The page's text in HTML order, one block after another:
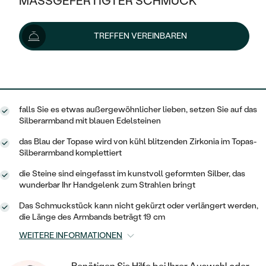
KLASSISCH
V-FORM
VINTAGE
AUSSERGEWÖHNLICHE
GEHÄMMERTE
VON HAND GRAVIERTE
MIT MEHREREN DIAMANTEN
HALO
VINTAGE
AUSSERGEWÖHNLICH
WÄHLE EINEN RING
AUSVERKAUF
WENN SCHMUCK HILFT
NACH TYP
OHRRINGE
RINGE
ANHÄNGER / KETTEN
ARMBÄNDER
SCHMUCKSET
PLATIN
OHRSTECKER
MINIMALISTISCHE
OHRHÄNGER
SOLITÄR
GOLD
SILBER
NACH STYL
SOLITÄR
ZUR GEBURT EINES KINDES
PERSONALISIERT
AUSVERKAUF
GOLD
SILBER
PLATIN
NACH STYL
MEMOIRE
MINIMALISTISCHE
TREFFEN VEREINBAREN
192 €
Lieferoptionen
falls Sie es etwas außergewöhnlicher lieben, setzen Sie auf das
Silberarmband mit blauen Edelsteinen
das Blau der Topase wird von kühl blitzenden Zirkonia im Topas-
Silberarmband komplettiert
die Steine sind eingefasst im kunstvoll geformten Silber, das
wunderbar Ihr Handgelenk zum Strahlen bringt
Das Schmuckstück kann nicht gekürzt oder verlängert werden,
die Länge des Armbands beträgt 19 cm
WEITERE INFORMATIONEN